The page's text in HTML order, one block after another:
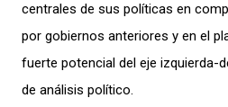
centrales de sus políticas en
por gobiernos anteriores y en el
fuerte potencial del eje izquierda-
de análisis político.